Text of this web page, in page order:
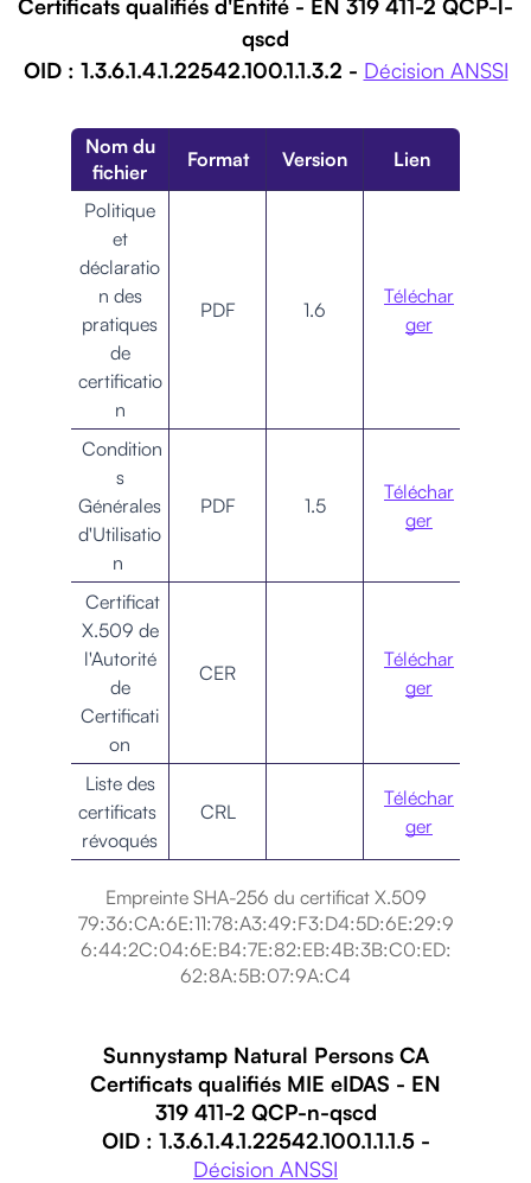
Certificats qualifiés d'Entité - EN 319 411-2 QCP-l-
qscd
OID : 1.3.6.1.4.1.22542.100.1.1.3.2 - Décision ANSSI
Nom du
fichier
Format Version Lien
Politique
et
déclaratio
n des
pratiques
de
certificatio
n
PDF 1.6
Téléchar
ger
Condition
s
Générales
d'Utilisatio
n
PDF 1.5
Téléchar
ger
Certificat
X.509 de
l'Autorité
de
Certificati
on
CER
Téléchar
ger
Liste des
certificats
révoqués
CRL
Téléchar
ger
Empreinte SHA-256 du certificat X.509
79:36:CA:6E:11:78:A3:49:F3:D4:5D:6E:29:9
6:44:2C:04:6E:B4:7E:82:EB:4B:3B:C0:ED:
62:8A:5B:07:9A:C4
Sunnystamp Natural Persons CA
Certificats qualifiés MIE eIDAS - EN
319 411-2 QCP-n-qscd
OID : 1.3.6.1.4.1.22542.100.1.1.1.5 -
Décision ANSSI